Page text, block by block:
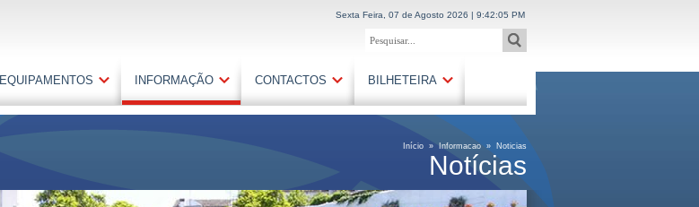
Sexta Feira, 07 de Agosto 2026 | 9:42:06 PM
EQUIPAMENTOS INFORMAÇÃO CONTACTOS BILHETEIRA
Início » Informacao » Noticias
Notícias